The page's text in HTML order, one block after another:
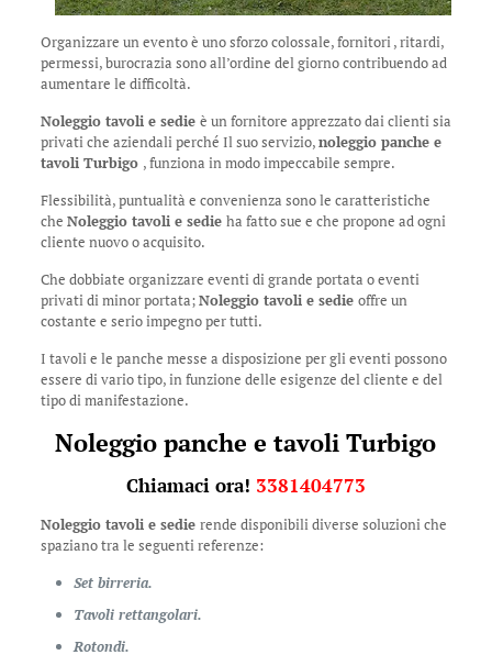
Organizzare un evento è uno sforzo colossale, fornitori , ritardi,
permessi, burocrazia sono all’ordine del giorno contribuendo ad
aumentare le difficoltà.
Noleggio tavoli e sedie è un fornitore apprezzato dai clienti sia
privati che aziendali perché Il suo servizio,noleggio panche e
tavoli Turbigo , funziona in modo impeccabile sempre.
Flessibilità, puntualità e convenienza sono le caratteristiche
che Noleggio tavoli e sedie ha fatto sue e che propone ad ogni
cliente nuovo o acquisito.
Che dobbiate organizzare eventi di grande portata o eventi
privati di minor portata;Noleggio tavoli e sedie offre un
costante e serio impegno per tutti.
I tavoli e le panche messe a disposizione per gli eventi possono
essere di vario tipo, in funzione delle esigenze del cliente e del
tipo di manifestazione.
Noleggio panche e tavoli Turbigo
Chiamaci ora! 3381404773
Noleggio tavoli e sedie rende disponibili diverse soluzioni che
spaziano tra le seguenti referenze:
Set birreria.
Tavoli rettangolari.
Rotondi.